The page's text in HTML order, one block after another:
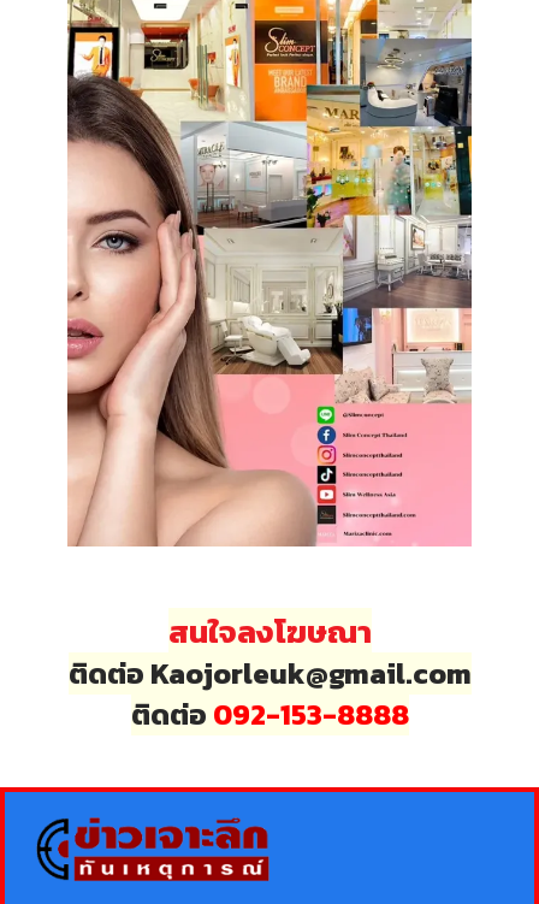
สนใจลงโฆษณา
ติดต่อ Kaojorleuk@gmail.com
ติดต่อ 092-153-8888